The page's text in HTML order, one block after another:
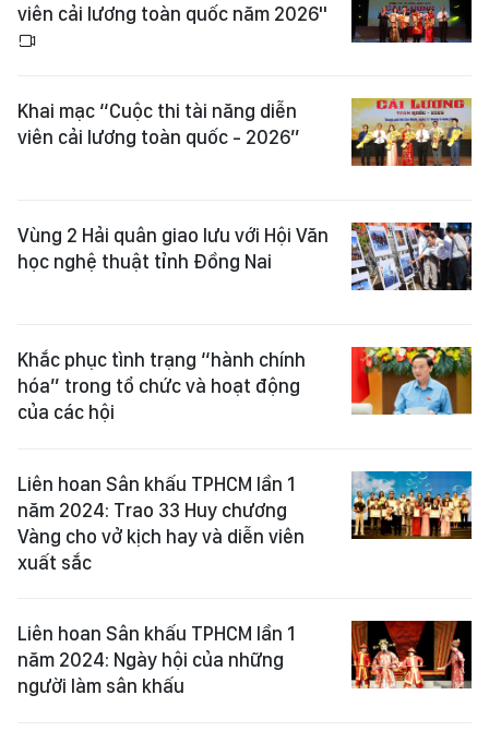
viên cải lương toàn quốc năm 2026"
Khai mạc “Cuộc thi tài năng diễn
viên cải lương toàn quốc - 2026”
Vùng 2 Hải quân giao lưu với Hội Văn
học nghệ thuật tỉnh Đồng Nai
Khắc phục tình trạng “hành chính
hóa” trong tổ chức và hoạt động
của các hội
Liên hoan Sân khấu TPHCM lần 1
năm 2024: Trao 33 Huy chương
Vàng cho vở kịch hay và diễn viên
xuất sắc
Liên hoan Sân khấu TPHCM lần 1
năm 2024: Ngày hội của những
người làm sân khấu